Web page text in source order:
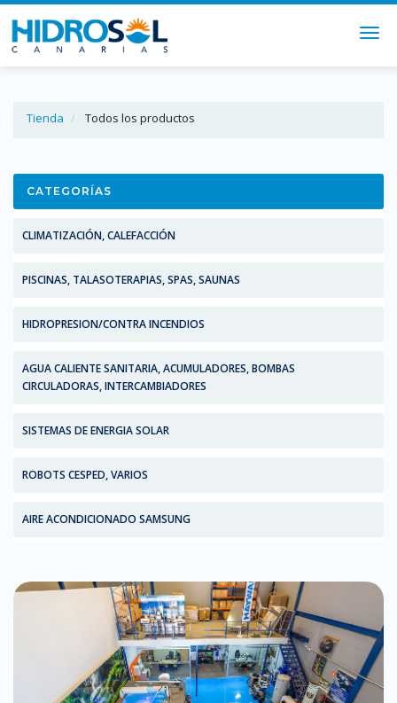
Tienda Todos los productos
CATEGORÍAS
CLIMATIZACIÓN, CALEFACCIÓN
PISCINAS, TALASOTERAPIAS, SPAS, SAUNAS
HIDROPRESION/CONTRA INCENDIOS
AGUA CALIENTE SANITARIA, ACUMULADORES, BOMBAS
CIRCULADORAS, INTERCAMBIADORES
SISTEMAS DE ENERGIA SOLAR
ROBOTS CESPED, VARIOS
AIRE ACONDICIONADO SAMSUNG